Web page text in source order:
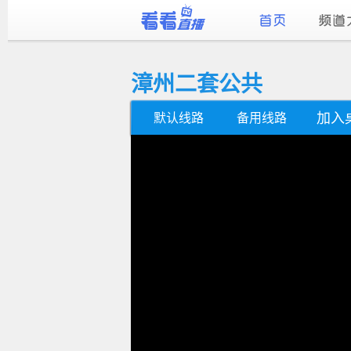
漳州二套公共
默认线路 备用线路 加入